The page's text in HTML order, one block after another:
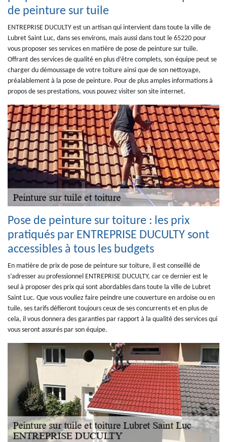
de peinture sur tuile
ENTREPRISE DUCULTY est un artisan qui intervient dans toute la ville de
Lubret Saint Luc, dans ses environs, mais aussi dans tout le 65220 pour
vous proposer ses services en matière de pose de peinture sur tuile.
Offrant des services de qualité en plus d’être complets, son équipe peut se
charger du démoussage de votre toiture ainsi que de son nettoyage,
préalablement à la pose de peinture. Pour de plus amples informations à
propos de ses prestations, vous pouvez visiter son site internet.
Pose de peinture sur toiture : les prix
pratiqués par ENTREPRISE DUCULTY sont
accessibles à tous les budgets
En matière de prix de pose de peinture sur toiture, il est conseillé de
s’adresser au professionnel ENTREPRISE DUCULTY, car ce dernier est le
seul à proposer des prix qui sont abordables dans toute la ville de Lubret
Saint Luc. Que vous vouliez faire peindre une couverture en ardoise ou en
tuile, ses tarifs défieront toujours ceux de ses concurrents et en plus de
cela, il vous donnera des garanties par rapport à la qualité des services qui
vous seront assurés par son équipe.